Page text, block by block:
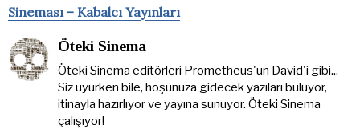
Sineması – Kabalcı Yayınları
Öteki Sinema
Öteki Sinema editörleri Prometheus'un David'i gibi...
Siz uyurken bile, hoşunuza gidecek yazıları buluyor,
itinayla hazırlıyor ve yayına sunuyor. Öteki Sinema
çalışıyor!